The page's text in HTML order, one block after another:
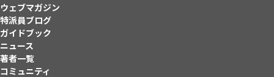
ウェブマガジン
特派員ブログ
ガイドブック
ニュース
著者一覧
コミュニティ